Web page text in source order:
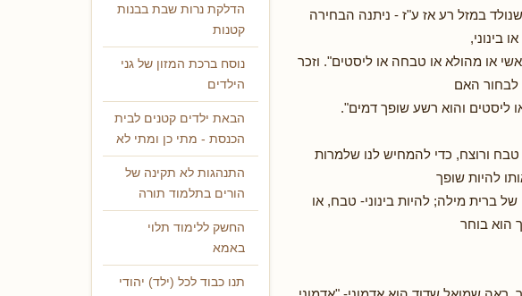
במזל רע אז ע"ז - ניתנה הבחירה
בינוני,
או מהולא או טבחה או ליסטים". וזכר
לבחור האם
ליסטים והוא רשע שופך דמים".
ורוצח, כדי להמחיש לנו שלמרות
להיות שופך
ברית מילה; להיות בינוני- טבח, או
הוא בוחר
הדלקת נרות שבת בבנות
קטנות
נוסח ברכת המזון של גני
הילדים
הבאת ילדים קטנים לבית
הכנסת - מתי כן ומתי לא
התנהגות לא תקינה של
הורים בתלמוד תורה
החשק ללימוד תלוי
באמא
תנו כבוד לכל (ילד) יהודי